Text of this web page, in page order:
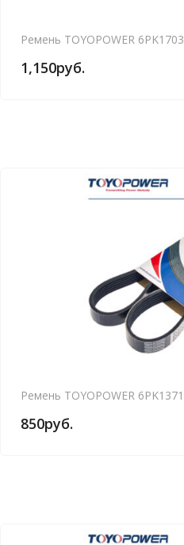
Ремень TOYOPOWER 6PK1703
1,150руб.
Ремень TOYOPOWER 6PK1371
850руб.